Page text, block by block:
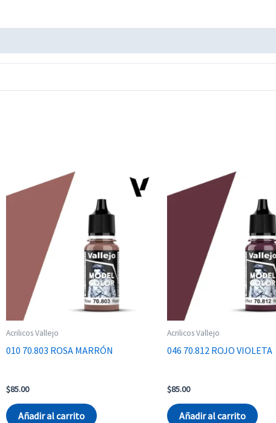
Acrilicos Vallejo
010 70.803 ROSA MARRÓN
$85.00
Añadir al carrito
Acrilicos Vallejo
046 70.812 ROJO VIOLETA
$85.00
Añadir al carrito